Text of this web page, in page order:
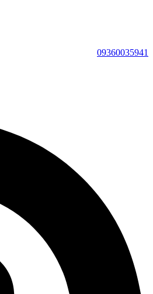
09360035941